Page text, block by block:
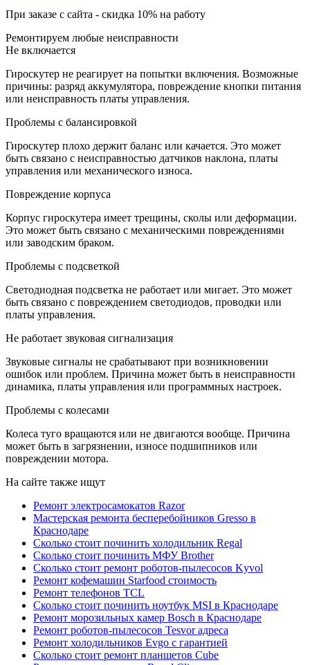
При заказе с сайта - скидка 10% на работу
Ремонтируем любые неисправности
Не включается
Гироскутер не реагирует на попытки включения. Возможные
причины: разряд аккумулятора, повреждение кнопки питания
или неисправность платы управления.
Проблемы с балансировкой
Гироскутер плохо держит баланс или качается. Это может
быть связано с неисправностью датчиков наклона, платы
управления или механического износа.
Повреждение корпуса
Корпус гироскутера имеет трещины, сколы или деформации.
Это может быть связано с механическими повреждениями
или заводским браком.
Проблемы с подсветкой
Светодиодная подсветка не работает или мигает. Это может
быть связано с повреждением светодиодов, проводки или
платы управления.
Не работает звуковая сигнализация
Звуковые сигналы не срабатывают при возникновении
ошибок или проблем. Причина может быть в неисправности
динамика, платы управления или программных настроек.
Проблемы с колесами
Колеса туго вращаются или не двигаются вообще. Причина
может быть в загрязнении, износе подшипников или
повреждении мотора.
На сайте также ищут
Ремонт электросамокатов Razor
Мастерская ремонта бесперебойников Gresso в
Краснодаре
Сколько стоит починить холодильник Regal
Сколько стоит починить МФУ Brother
Сколько стоит ремонт роботов-пылесосов Kyvol
Ремонт кофемашин Starfood стоимость
Ремонт телефонов TCL
Сколько стоит починить ноутбук MSI в Краснодаре
Ремонт морозильных камер Bosch в Краснодаре
Ремонт роботов-пылесосов Tesvor адреса
Ремонт холодильников Evgo с гарантией
Сколько стоит ремонт планшетов Cube